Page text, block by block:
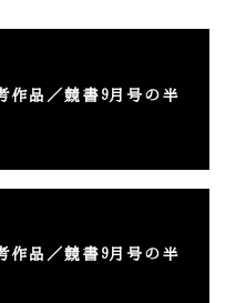
作品／競書9月号の半
作品／競書9月号の半